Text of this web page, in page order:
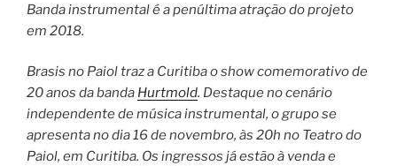
Banda instrumental é a penúltima atração do projeto
em 2018.
Brasis no Paiol traz a Curitiba o show comemorativo de
20 anos da banda Hurtmold. Destaque no cenário
independente de música instrumental, o grupo se
apresenta no dia 16 de novembro, às 20h no Teatro do
Paiol, em Curitiba. Os ingressos já estão à venda e